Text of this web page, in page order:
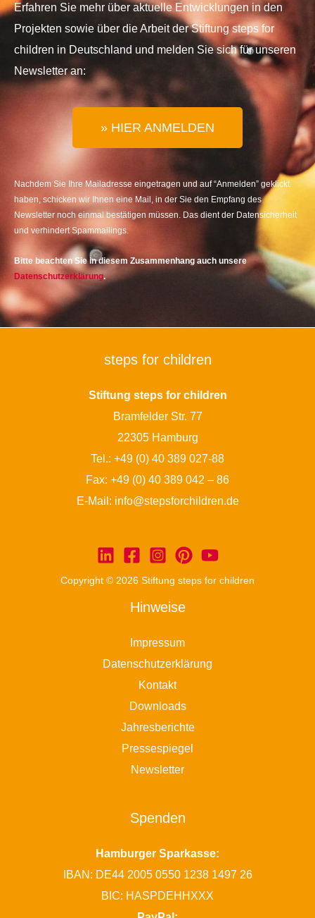
Erfahren Sie mehr über aktuelle Entwicklungen in den
Projekten sowie über die Arbeit der Stiftung steps for
children in Deutschland und melden Sie sich für unseren
Newsletter an:
» HIER ANMELDEN
Nachdem Sie Ihre Mailadresse eingetragen und auf “Anmelden” geklickt
haben, schicken wir Ihnen eine Mail, in der Sie den Empfang des
Newsletter noch einmal bestätigen müssen. Das dient der Datensicherheit
und verhindert Spammailings.
Bitte beachten Sie in diesem Zusammenhang auch unsere
Datenschutzerklärung.
steps for children
Stiftung steps for children
Bramfelder Str. 77
22305 Hamburg
Tel.: +49 (0) 40 389 027-88
Fax: +49 (0) 40 389 042 – 86
E-Mail: info@stepsforchildren.de
Copyright © 2026 Stiftung steps for children
Hinweise
Impressum
Datenschutzerklärung
Kontakt
Downloads
Jahresberichte
Pressespiegel
Newsletter
Spenden
Hamburger Sparkasse:
IBAN: DE44 2005 0550 1238 1497 26
BIC: HASPDEHHXXX